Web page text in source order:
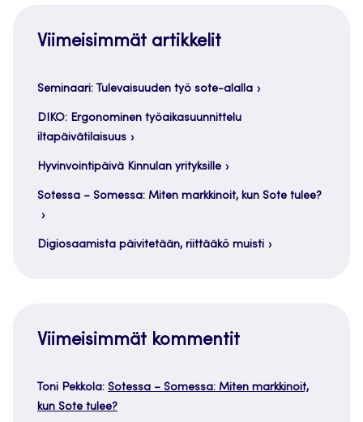
Viimeisimmät artikkelit
Seminaari: Tulevaisuuden työ sote-alalla
DIKO: Ergonominen työaikasuunnittelu
iltapäivätilaisuus
Hyvinvointipäivä Kinnulan yrityksille
Sotessa – Somessa: Miten markkinoit, kun Sote tulee?
Digiosaamista päivitetään, riittääkö muisti
Viimeisimmät kommentit
Toni Pekkola: Sotessa – Somessa: Miten markkinoit,
kun Sote tulee?